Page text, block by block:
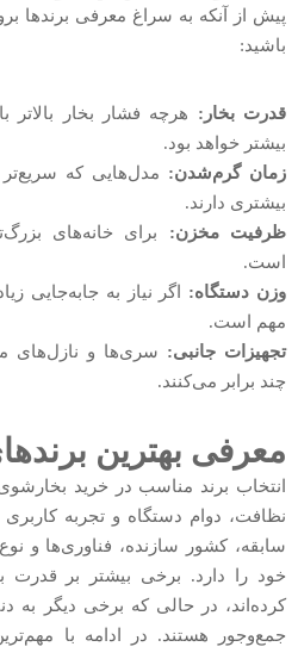
پیش از آنکه به سراغ معرفی برندها
باشید:
قدرت بخار: هرچه فشار بخار بالاتر
بیشتر خواهد بود.
زمان گرم‌شدن: مدل‌هایی که
بیشتری دارند.
ظرفیت مخزن: برای خانه‌های
است.
وزن دستگاه: اگر نیاز به جابه‌جایی
مهم است.
تجهیزات جانبی: سری‌ها و نازل‌های
چند برابر می‌کنند.
معرفی بهترین
انتخاب برند مناسب در خرید
نظافت، دوام دستگاه و تجربه
سابقه، کشور سازنده، فناوری‌ها و
خود را دارد. برخی بیشتر بر قدرت
کرده‌اند، در حالی که برخی دیگر به
جمع‌وجور هستند. در ادامه با